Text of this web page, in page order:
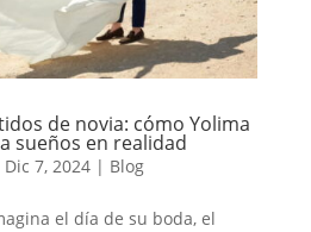
de novia: cómo Yolima
sueños en realidad
Dic 7, 2024| Blog
el día de su boda, el